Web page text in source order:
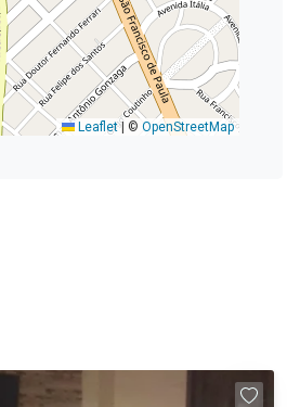
Leaflet | © OpenStreetMap